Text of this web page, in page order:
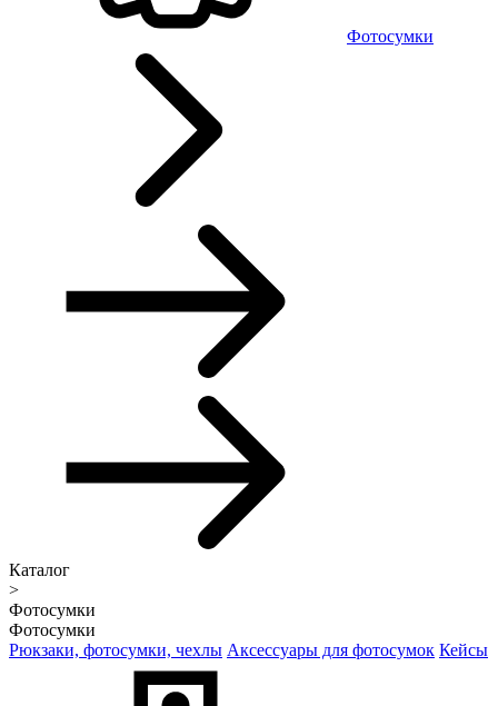
Фотосумки
Каталог
>
Фотосумки
Фотосумки
Рюкзаки, фотосумки, чехлы Аксессуары для фотосумок Кейсы